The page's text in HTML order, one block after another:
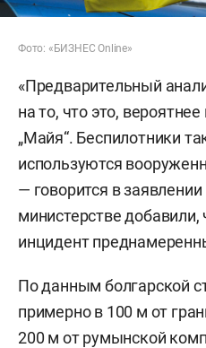
Фото: «БИЗНЕС Online»
«Предварительный
на то, что это,
„Майя“. Беспилотники
используются
— говорится в
министерстве добавили,
инцидент
По данным болгарской
примерно в 100 м от
200 м от румынской